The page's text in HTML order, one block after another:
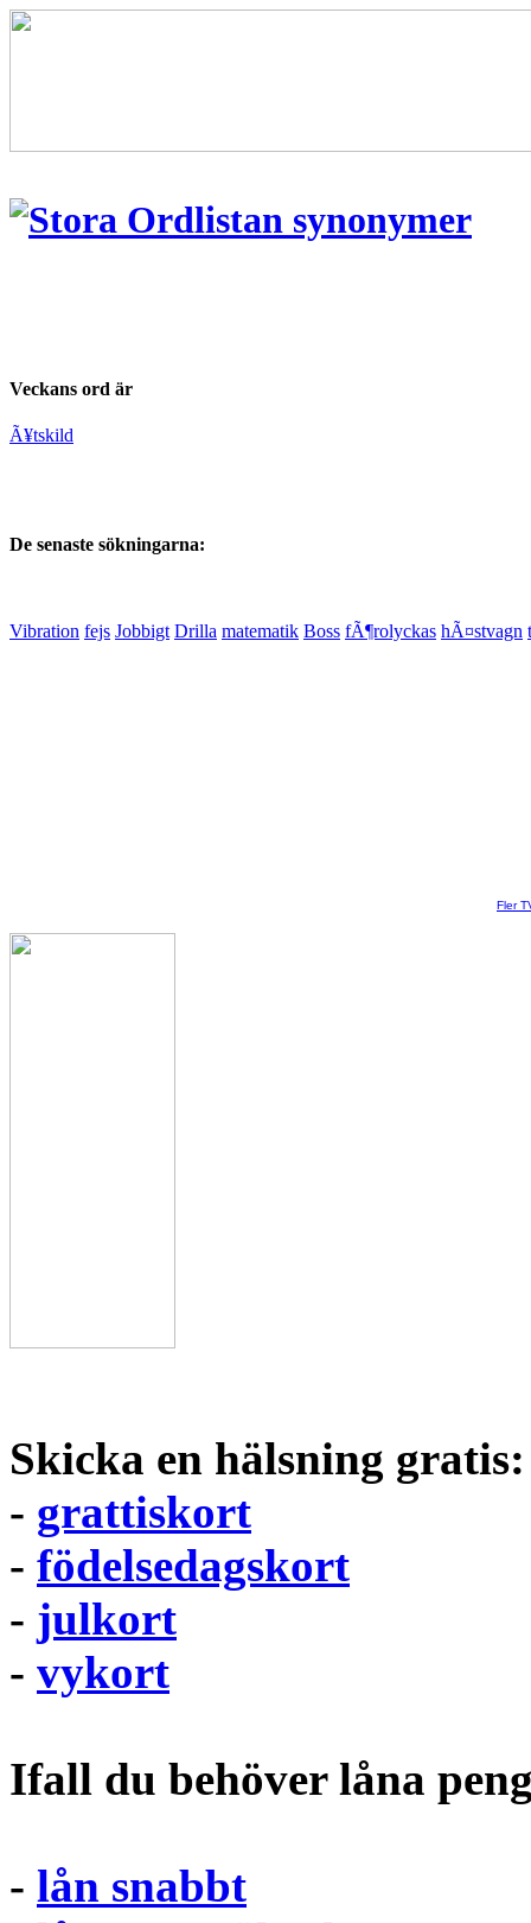
Veckans ord är
Ã¥tskild
De senaste sökningarna:
Vibration fejs Jobbigt Drilla matematik Boss fÃ¶rolyckas hÃ¤stvagn
Fler
Skicka en hälsning gratis:
- grattiskort
- födelsedagskort
- julkort
- vykort
Ifall du behöver låna
- lån snabbt